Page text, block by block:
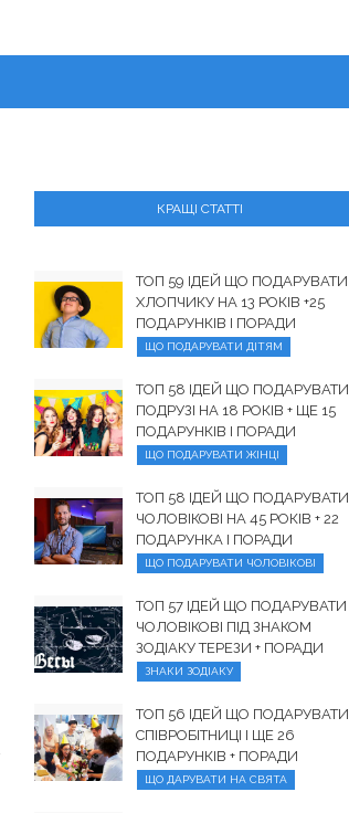
КРАЩІ СТАТТІ
ТОП 59 ІДЕЙ ЩО ПОДАРУВАТИ
ХЛОПЧИКУ НА 13 РОКІВ +25
ПОДАРУНКІВ І ПОРАДИ
ЩО ПОДАРУВАТИ ДІТЯМ
ТОП 58 ІДЕЙ ЩО ПОДАРУВАТИ
ПОДРУЗІ НА 18 РОКІВ + ЩЕ 15
ПОДАРУНКІВ І ПОРАДИ
ЩО ПОДАРУВАТИ ЖІНЦІ
ТОП 58 ІДЕЙ ЩО ПОДАРУВАТИ
ЧОЛОВІКОВІ НА 45 РОКІВ + 22
ПОДАРУНКА І ПОРАДИ
ЩО ПОДАРУВАТИ ЧОЛОВІКОВІ
ТОП 57 ІДЕЙ ЩО ПОДАРУВАТИ
ЧОЛОВІКОВІ ПІД ЗНАКОМ
ЗОДІАКУ ТЕРЕЗИ + ПОРАДИ
ЗНАКИ ЗОДІАКУ
ТОП 56 ІДЕЙ ЩО ПОДАРУВАТИ
СПІВРОБІТНИЦІ І ЩЕ 26
ПОДАРУНКІВ + ПОРАДИ
ЩО ДАРУВАТИ НА СВЯТА